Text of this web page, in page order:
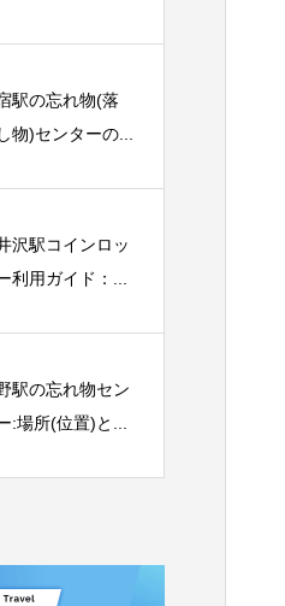
駅の忘れ物(落
物)センターの...
沢駅コインロッ
利用ガイド：...
駅の忘れ物セン
:場所(位置)と...